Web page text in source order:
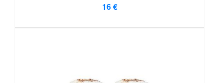
16 €